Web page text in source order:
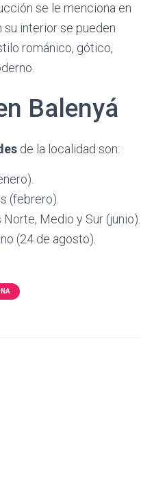
se le menciona en
su interior se pueden
románico, gótico,
Balenyá
de la localidad son:
(febrero).
Medio y Sur (junio).
(24 de agosto).